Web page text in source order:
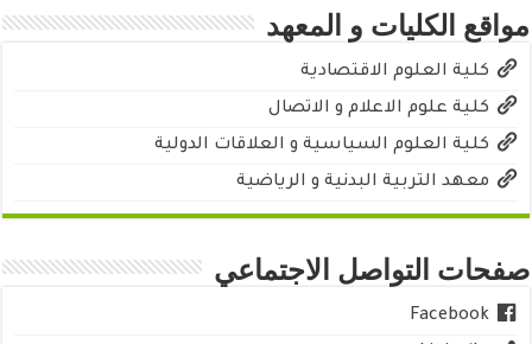
مواقع الكليات و المعهد
كلية العلوم الاقتصادية
كلية علوم الاعلام و الاتصال
كلية العلوم السياسية و العلاقات الدولية
معهد التربية البدنية و الرياضية
صفحات التواصل الاجتماعي
Facebook